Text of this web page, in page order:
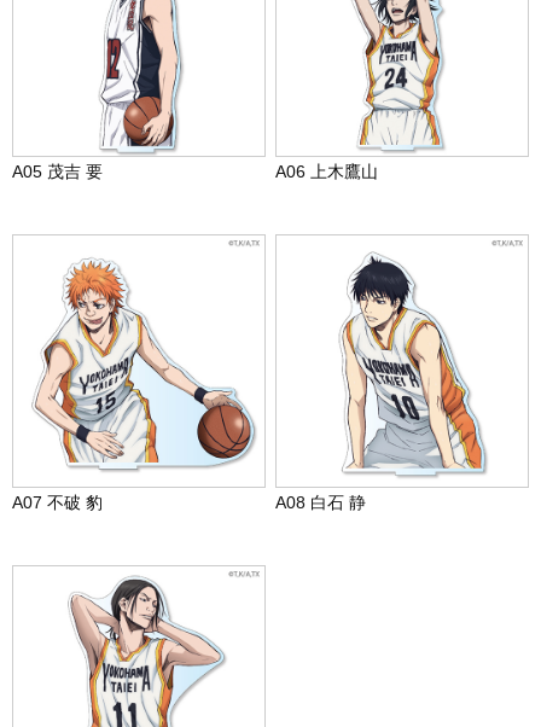
A05 茂吉 要 A06 上木鷹山
A07 不破 豹 A08 白石 静